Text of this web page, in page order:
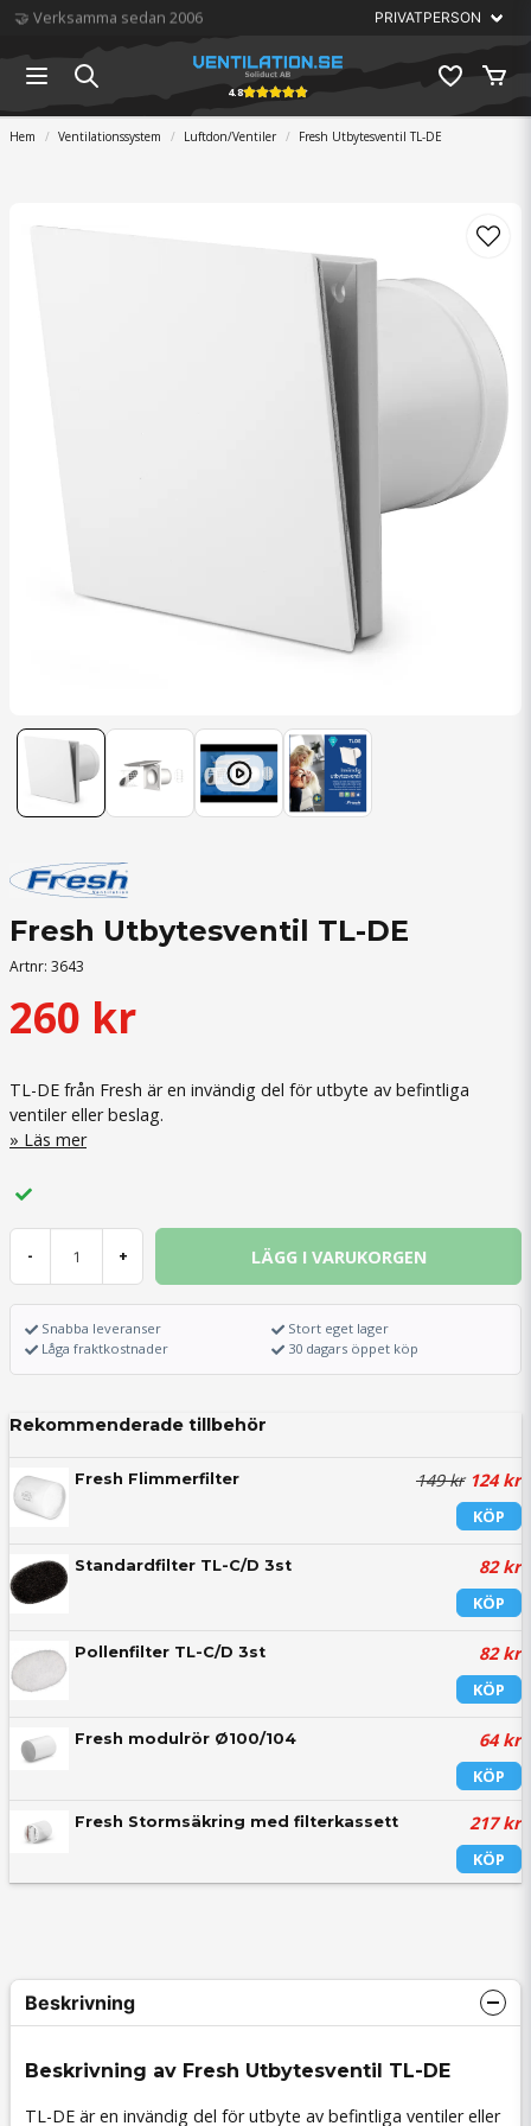
🏆 Störst på ventilation
4.8
Hem Ventilationssystem Luftdon/Ventiler Fresh Utbytesventil TL-DE
Fresh Utbytesventil TL-DE
Artnr: 3643
260 kr
TL-DE från Fresh är en invändig del för utbyte av befintliga
ventiler eller beslag.
Läs mer
- + LÄGG I VARUKORGEN
Snabba leveranser
Låga fraktkostnader
Stort eget lager
30 dagars öppet köp
Rekommenderade tillbehör
Fresh Flimmerfilter 149 kr124 kr
KÖP
Standardfilter TL-C/D 3st 82 kr
KÖP
Pollenfilter TL-C/D 3st 82 kr
KÖP
Fresh modulrör Ø100/104 64 kr
KÖP
Fresh Stormsäkring med filterkassett 217 kr
KÖP
Beskrivning
Beskrivning av Fresh Utbytesventil TL-DE
TL-DE är en invändig del för utbyte av befintliga ventiler eller